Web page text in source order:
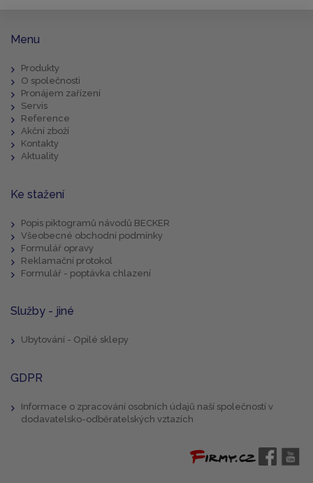
Menu
Produkty
O společnosti
Pronájem zařízení
Servis
Reference
Akční zboží
Kontakty
Aktuality
Ke stažení
Popis piktogramů návodů BECKER
Všeobecné obchodní podmínky
Formulář opravy
Reklamační protokol
Formulář - poptávka chlazení
Služby - jiné
Ubytování - Opilé sklepy
GDPR
Informace o zpracování osobních údajů naší společností v
dodavatelsko-odběratelských vztazích